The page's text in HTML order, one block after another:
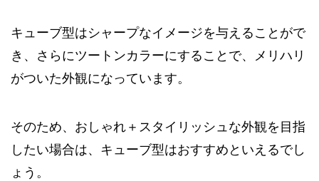
キューブ型はシャープなイメージを与えることがで
き、さらにツートンカラーにすることで、メリハリ
がついた外観になっています。
そのため、おしゃれ＋スタイリッシュな外観を目指
したい場合は、キューブ型はおすすめといえるでし
ょう。